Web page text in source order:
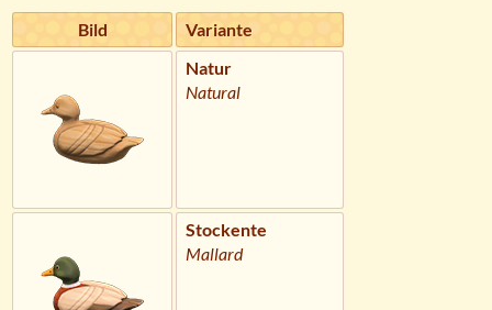
Bild
Variante
Natur
Natural
Stockente
Mallard